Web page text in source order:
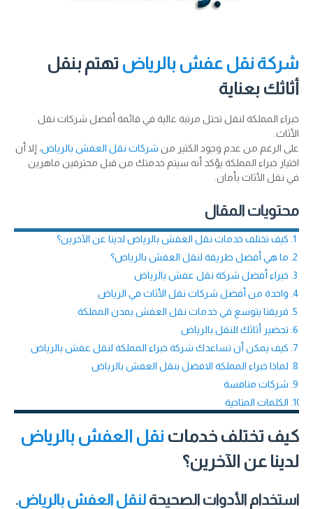
شركة نقل عفش بالرياض تهتم بنقل
أثاثك بعناية
خبراء المملكة لنقل تحتل مرتبة عالية في قائمة أفضل شركات نقل
الأثاث.
على الرغم من عدم وجود الكثير من شركات نقل العفش بالرياض، إلا أن
اختيار خبراء المملكة يؤكد أنه سيتم خدمتك من قبل محترفين ماهرين
في نقل الأثاث بأمان.
محتويات المقال
كيف تختلف خدمات نقل العفش بالرياض لدينا عن الآخرين؟
ما هي أفضل طريقة لنقل العفش بالرياض؟
خبراء أفضل شركة نقل عفش بالرياض
واحدة من أفضل شركات نقل الأثاث في الرياض
فريقنا يتوسع في خدمات نقل العفش بمدن المملكة
تحضير أثاثك للنقل بالرياض
كيف يمكن أن تساعدك شركة خبراء المملكة لنقل عفش بالرياض
لماذا خبراء المملكة الافضل بنقل العفش بالرياض
شركات منافسة
الكلمات المتاحية
كيف تختلف خدمات نقل العفش بالرياض
لدينا عن الآخرين؟
استخدام الأدوات الصحيحة لنقل العفش بالرياض.